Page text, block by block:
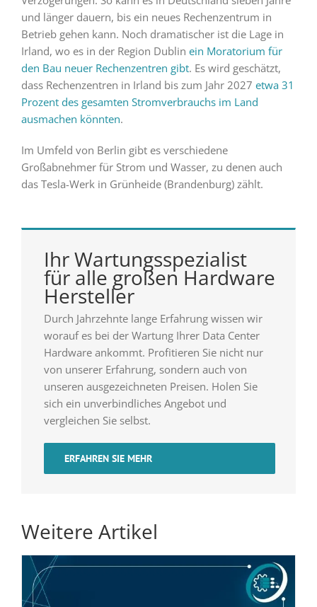
und länger dauern, bis ein neues Rechenzentrum in
Betrieb gehen kann. Noch dramatischer ist die Lage in
Irland, wo es in der Region Dublin ein Moratorium für
den Bau neuer Rechenzentren gibt. Es wird geschätzt,
dass Rechenzentren in Irland bis zum Jahr 2027 etwa 31
Prozent des gesamten Stromverbrauchs im Land
ausmachen könnten.
Im Umfeld von Berlin gibt es verschiedene
Großabnehmer für Strom und Wasser, zu denen auch
das Tesla-Werk in Grünheide (Brandenburg) zählt.
Ihr Wartungsspezialist
für alle großen Hardware
Hersteller
Durch Jahrzehnte lange Erfahrung wissen wir
worauf es bei der Wartung Ihrer Data Center
Hardware ankommt. Profitieren Sie nicht nur
von unserer Erfahrung, sondern auch von
unseren ausgezeichneten Preisen. Holen Sie
sich ein unverbindliches Angebot und
vergleichen Sie selbst.
ERFAHREN SIE MEHR
Weitere Artikel